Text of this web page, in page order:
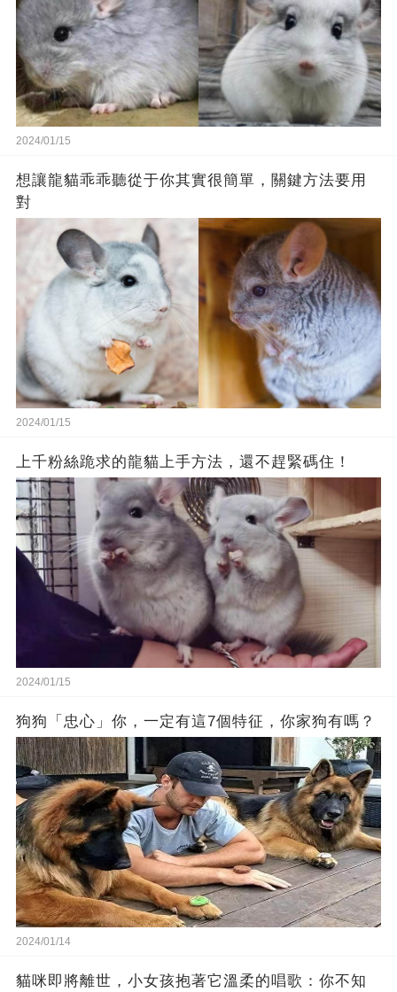
2024/01/15
想讓龍貓乖乖聽從于你其實很簡單，關鍵方法要用
對
2024/01/15
上千粉絲跪求的龍貓上手方法，還不趕緊碼住！
2024/01/15
狗狗「忠心」你，一定有這7個特征，你家狗有嗎？
2024/01/14
貓咪即將離世，小女孩抱著它溫柔的唱歌：你不知